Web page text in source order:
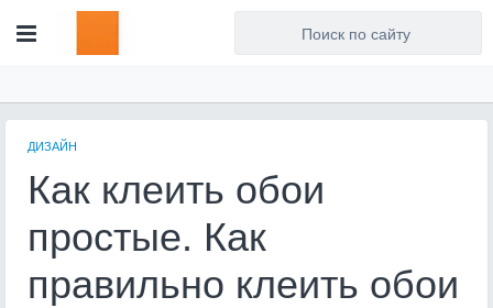
ДИЗАЙН
Как клеить обои
простые. Как
правильно клеить обои
Для любых предложений по
сайту: artist71@cp9.ru